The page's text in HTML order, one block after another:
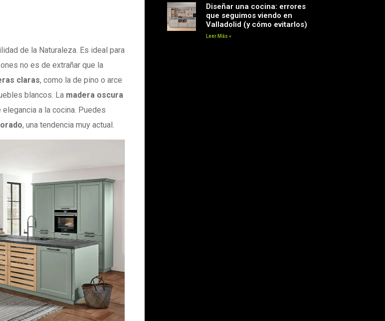
de la Naturaleza. Es ideal para
no es de extrañar que la
claras, como la de pino o arce
blancos. La madera oscura
a la cocina. Puedes
, una tendencia muy actual.
Diseñar una cocina: errores
que seguimos viendo en
Valladolid (y cómo evitarlos)
Leer Más »